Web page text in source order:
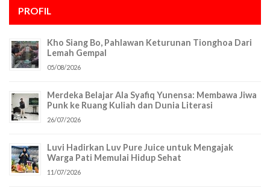
PROFIL
Kho Siang Bo, Pahlawan Keturunan Tionghoa Dari
Lemah Gempal
05/08/2026
Merdeka Belajar Ala Syafiq Yunensa: Membawa Jiwa
Punk ke Ruang Kuliah dan Dunia Literasi
26/07/2026
Luvi Hadirkan Luv Pure Juice untuk Mengajak
Warga Pati Memulai Hidup Sehat
11/07/2026